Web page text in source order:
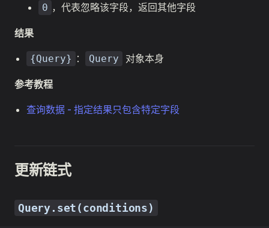
0 ，代表忽略该字段，返回其他字段
结果
{Query} ： Query 对象本身
参考教程
查询数据 - 指定结果只包含特定字段
更新链式
Query.set(conditions)